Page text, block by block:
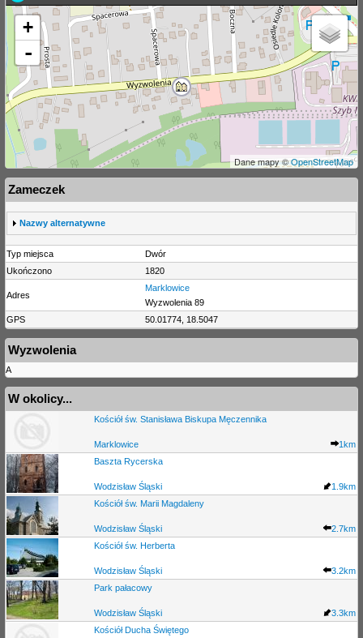
+
-
Dane mapy ©OpenStreetMap
Zameczek
S
h
o
w
Nazwy alternatywne
Typ miejsca
Dwór
Ukończono
1820
Adres
Marklowice
Wyzwolenia 89
GPS
50.01774, 18.5047
Wyzwolenia
A
W okolicy...
Kościół św. Stanisława Biskupa Męczennika
Marklowice
1km
Baszta Rycerska
Wodzisław Śląski
1.9km
Kościół św. Marii Magdaleny
Wodzisław Śląski
2.7km
Kościół św. Herberta
Wodzisław Śląski
3.2km
Park pałacowy
Wodzisław Śląski
3.3km
Kościół Ducha Świętego